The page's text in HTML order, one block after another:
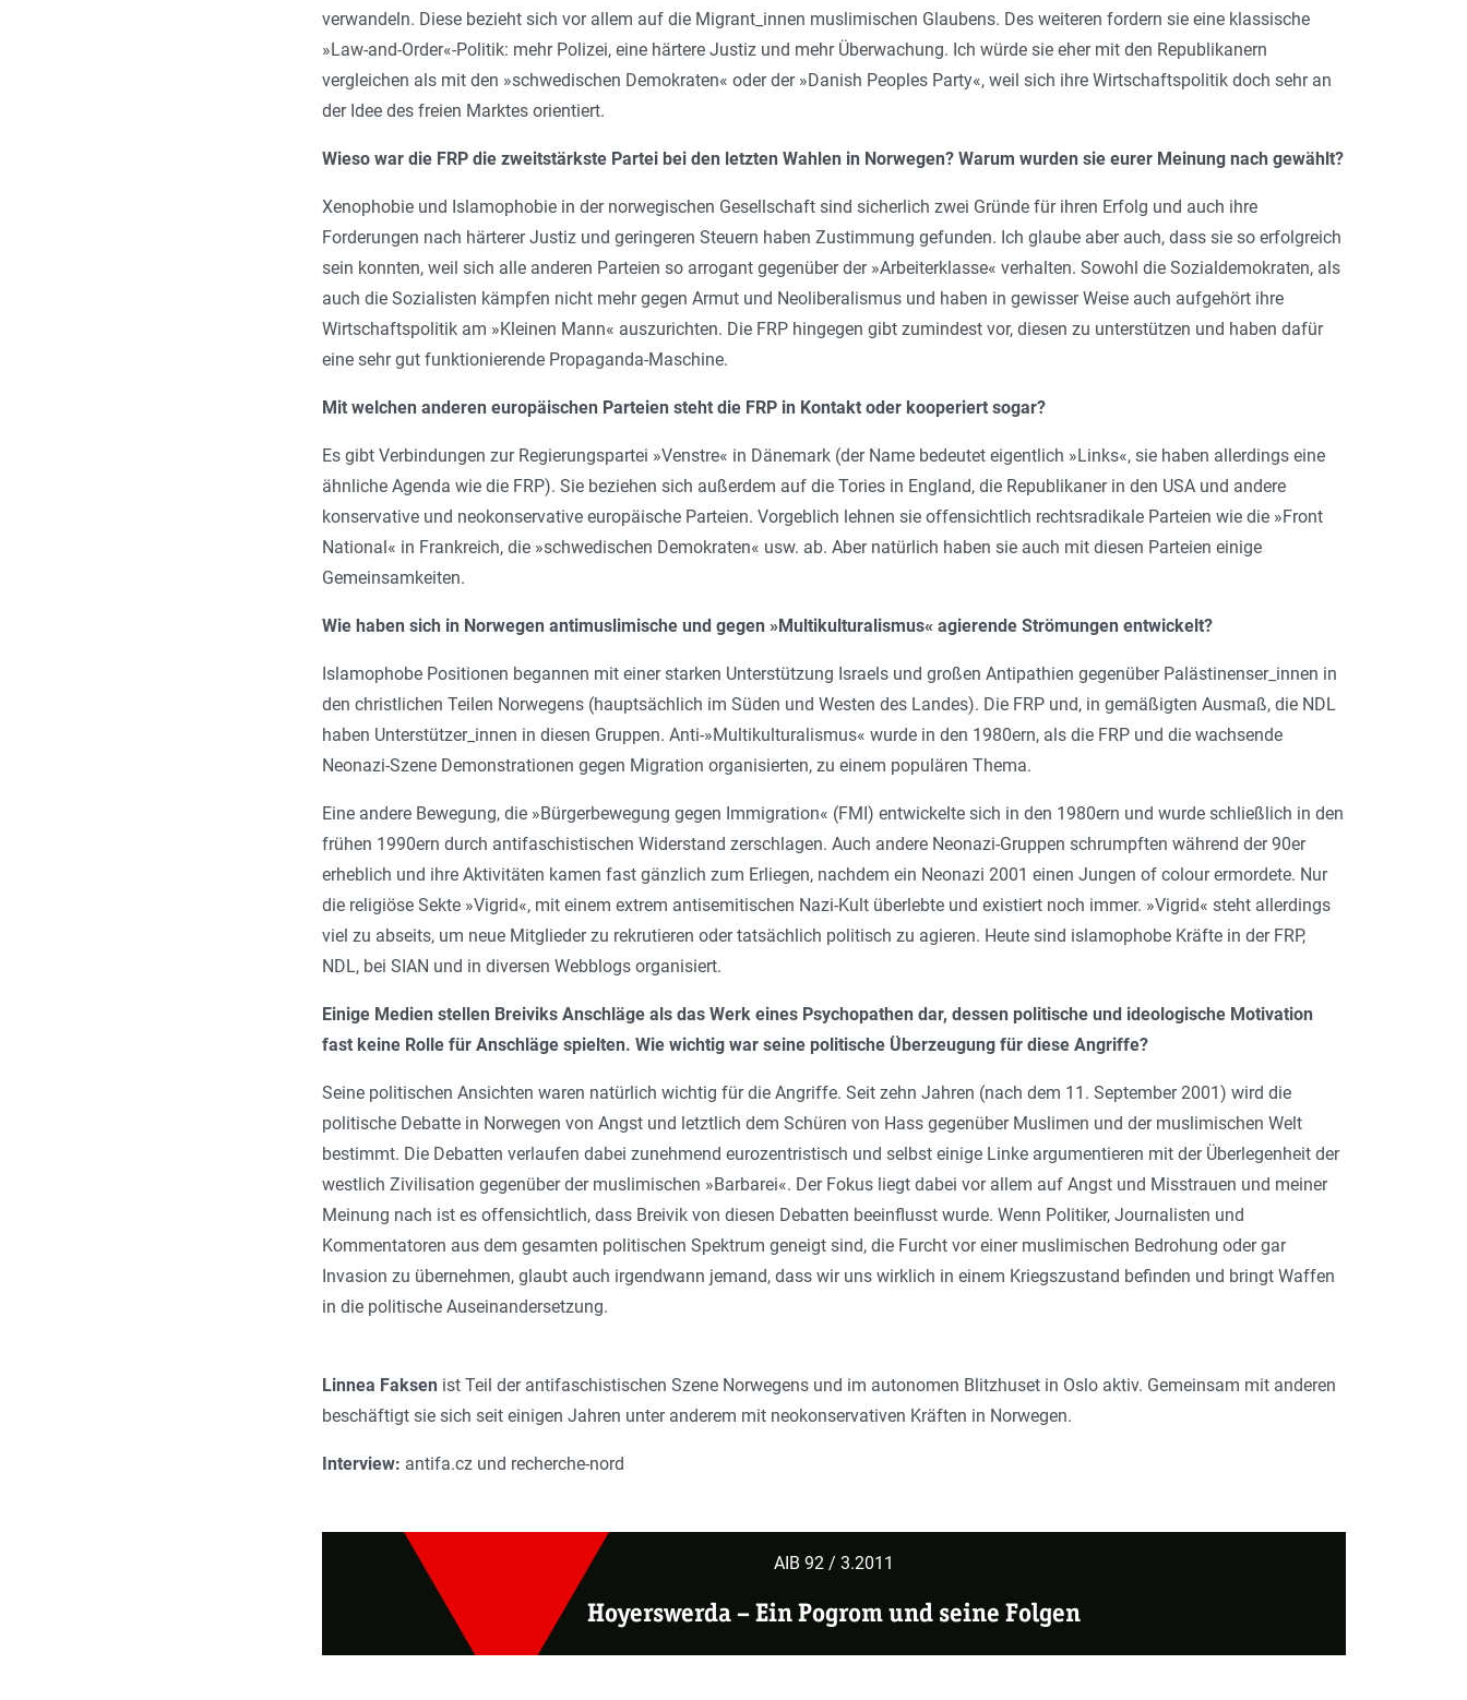
verwandeln. Diese bezieht sich vor allem auf die Migrant_innen muslimischen Glaubens. Des weiteren fordern sie eine klassische
»Law-and-Order«-Politik: mehr Polizei, eine härtere Justiz und mehr Überwachung. Ich würde sie eher mit den Republikanern
vergleichen als mit den »schwedischen Demokraten« oder der »Danish Peoples Party«, weil sich ihre Wirtschaftspolitik doch sehr an
der Idee des freien Marktes orientiert.
Wieso war die FRP die zweitstärkste Partei bei den letzten Wahlen in Norwegen? Warum wurden sie eurer Meinung nach gewählt?
Xenophobie und Islamophobie in der norwegischen Gesellschaft sind sicherlich zwei Gründe für ihren Erfolg und auch ihre
Forderungen nach härterer Justiz und geringeren Steuern haben Zustimmung gefunden. Ich glaube aber auch, dass sie so erfolgreich
sein konnten, weil sich alle anderen Parteien so arrogant gegenüber der »Arbeiterklasse« verhalten. Sowohl die Sozialdemokraten, als
auch die Sozialisten kämpfen nicht mehr gegen Armut und Neoliberalismus und haben in gewisser Weise auch aufgehört ihre
Wirtschaftspolitik am »Kleinen Mann« auszurichten. Die FRP hingegen gibt zumindest vor, diesen zu unterstützen und haben dafür
eine sehr gut funktionierende Propaganda-Maschine.
Mit welchen anderen europäischen Parteien steht die FRP in Kontakt oder kooperiert sogar?
Es gibt Verbindungen zur Regierungspartei »Venstre« in Dänemark (der Name bedeutet eigentlich »Links«, sie haben allerdings eine
ähnliche Agenda wie die FRP). Sie beziehen sich außerdem auf die Tories in England, die Republikaner in den USA und andere
konservative und neokonservative europäische Parteien. Vorgeblich lehnen sie offensichtlich rechtsradikale Parteien wie die »Front
National« in Frankreich, die »schwedischen Demokraten« usw. ab. Aber natürlich haben sie auch mit diesen Parteien einige
Gemeinsamkeiten.
Wie haben sich in Norwegen antimuslimische und gegen »Multikulturalismus« agierende Strömungen entwickelt?
Islamophobe Positionen begannen mit einer starken Unterstützung Israels und großen Antipathien gegenüber Palästinenser_innen in
den christlichen Teilen Norwegens (hauptsächlich im Süden und Westen des Landes). Die FRP und, in gemäßigten Ausmaß, die NDL
haben Unterstützer_innen in diesen Gruppen. Anti-»Multikulturalismus« wurde in den 1980ern, als die FRP und die wachsende
Neonazi-Szene Demonstrationen gegen Migration organisierten, zu einem populären Thema.
Eine andere Bewegung, die »Bürgerbewegung gegen Immigration« (FMI) entwickelte sich in den 1980ern und wurde schließlich in den
frühen 1990ern durch antifaschistischen Widerstand zerschlagen. Auch andere Neonazi-Gruppen schrumpften während der 90er
erheblich und ihre Aktivitäten kamen fast gänzlich zum Erliegen, nachdem ein Neonazi 2001 einen Jungen of colour ermordete. Nur
die religiöse Sekte »Vigrid«, mit einem extrem antisemitischen Nazi-Kult überlebte und existiert noch immer. »Vigrid« steht allerdings
viel zu abseits, um neue Mitglieder zu rekrutieren oder tatsächlich politisch zu agieren. Heute sind islamophobe Kräfte in der FRP,
NDL, bei SIAN und in diversen Webblogs organisiert.
Einige Medien stellen Breiviks Anschläge als das Werk eines Psychopathen dar, dessen politische und ideologische Motivation
fast keine Rolle für Anschläge spielten. Wie wichtig war seine politische Überzeugung für diese Angriffe?
Seine politischen Ansichten waren natürlich wichtig für die Angriffe. Seit zehn Jahren (nach dem 11. September 2001) wird die
politische Debatte in Norwegen von Angst und letztlich dem Schüren von Hass gegenüber Muslimen und der muslimischen Welt
bestimmt. Die Debatten verlaufen dabei zunehmend eurozentristisch und selbst einige Linke argumentieren mit der Überlegenheit der
westlich Zivilisation gegenüber der muslimischen »Barbarei«. Der Fokus liegt dabei vor allem auf Angst und Misstrauen und meiner
Meinung nach ist es offensichtlich, dass Breivik von diesen Debatten beeinflusst wurde. Wenn Politiker, Journalisten und
Kommentatoren aus dem gesamten politischen Spektrum geneigt sind, die Furcht vor einer muslimischen Bedrohung oder gar
Invasion zu übernehmen, glaubt auch irgendwann jemand, dass wir uns wirklich in einem Kriegszustand befinden und bringt Waffen
in die politische Auseinandersetzung.
Linnea Faksen ist Teil der antifaschistischen Szene Norwegens und im autonomen Blitzhuset in Oslo aktiv. Gemeinsam mit anderen
beschäftigt sie sich seit einigen Jahren unter anderem mit neokonservativen Kräften in Norwegen.
Interview: antifa.cz und recherche-nord
AIB 92 / 3.2011
Hoyerswerda –Ein Pogrom und seine Folgen